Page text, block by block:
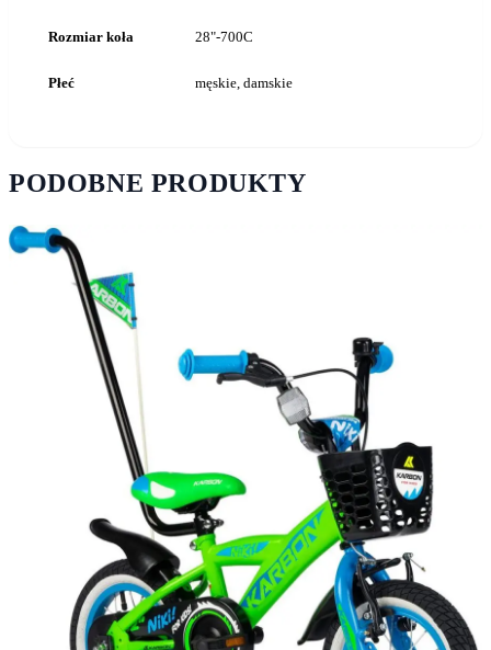
Rozmiar koła 28"-700C
Płeć męskie, damskie
PODOBNE PRODUKTY